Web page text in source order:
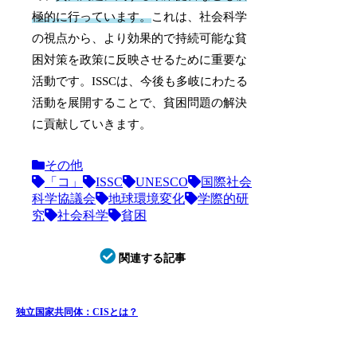
極的に行っています。これは、社会科学
の視点から、より効果的で持続可能な貧
困対策を政策に反映させるために重要な
活動です。ISSCは、今後も多岐にわたる
活動を展開することで、貧困問題の解決
に貢献していきます。
その他
「コ」
ISSC UNESCO
国際社会
科学協議会
地球環境変化
学際的研
究
社会科学 貧困
関連する記事
独立国家共同体：CISとは？